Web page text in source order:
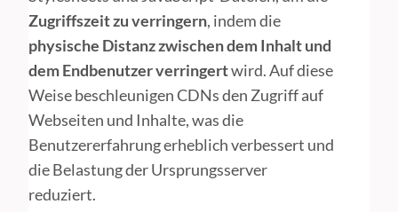
Zugriffszeit zu verringern, indem die
physische Distanz zwischen dem Inhalt und
dem Endbenutzer verringertwird. Auf diese
Weise beschleunigen CDNs den Zugriff auf
Webseiten und Inhalte, was die
Benutzererfahrung erheblich verbessert und
die Belastung der Ursprungsserver
reduziert.